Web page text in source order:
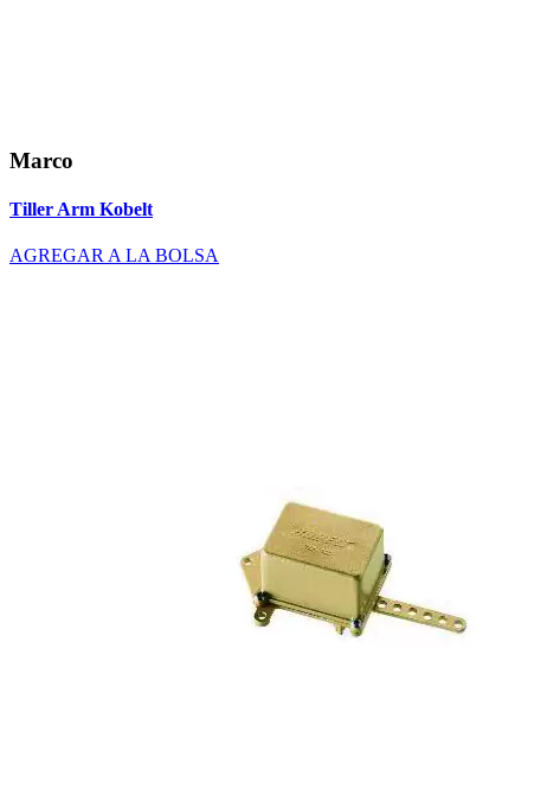
Marco
Tiller Arm Kobelt
AGREGAR A LA BOLSA